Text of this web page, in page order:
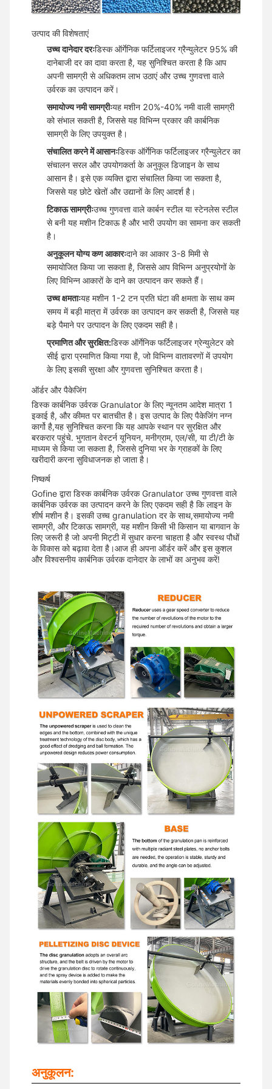
उत्पाद की विशेषताएं
उच्च दानेदार दरःडिस्क ऑर्गेनिक फर्टिलाइजर ग्रैन्युलेटर 95% की
दानेबाजी दर का दावा करता है, यह सुनिश्चित करता है कि आप
अपनी सामग्री से अधिकतम लाभ उठाएं और उच्च गुणवत्ता वाले
उर्वरक का उत्पादन करें।
समायोज्य नमी सामग्रीःयह मशीन 20%-40% नमी वाली सामग्री
को संभाल सकती है, जिससे यह विभिन्न प्रकार की कार्बनिक
सामग्री के लिए उपयुक्त है।
संचालित करने में आसानःडिस्क ऑर्गेनिक फर्टिलाइजर ग्रैन्युलेटर का
संचालन सरल और उपयोगकर्ता के अनुकूल डिजाइन के साथ
आसान है। इसे एक व्यक्ति द्वारा संचालित किया जा सकता है,
जिससे यह छोटे खेतों और उद्यानों के लिए आदर्श है।
टिकाऊ सामग्रीःउच्च गुणवत्ता वाले कार्बन स्टील या स्टेनलेस स्टील
से बनी यह मशीन टिकाऊ है और भारी उपयोग का सामना कर सकती
है।
अनुकूलन योग्य कण आकारःदाने का आकार 3-8 मिमी से
समायोजित किया जा सकता है, जिससे आप विभिन्न अनुप्रयोगों के
लिए विभिन्न आकारों के दाने का उत्पादन कर सकते हैं।
उच्च क्षमताःयह मशीन 1-2 टन प्रति घंटा की क्षमता के साथ कम
समय में बड़ी मात्रा में उर्वरक का उत्पादन कर सकती है, जिससे यह
बड़े पैमाने पर उत्पादन के लिए एकदम सही है।
प्रमाणित और सुरक्षित:डिस्क ऑर्गेनिक फर्टिलाइजर ग्रेन्युलेटर को
सीई द्वारा प्रमाणित किया गया है, जो विभिन्न वातावरणों में उपयोग
के लिए इसकी सुरक्षा और गुणवत्ता सुनिश्चित करता है।
ऑर्डर और पैकेजिंग
डिस्क कार्बनिक उर्वरक Granulator के लिए न्यूनतम आदेश मात्रा 1
इकाई है, और कीमत पर बातचीत है। इस उत्पाद के लिए पैकेजिंग नग्न
कार्गो है,यह सुनिश्चित करना कि यह आपके स्थान पर सुरक्षित और
बरकरार पहुंचे. भुगतान वेस्टर्न यूनियन, मनीग्राम, एल/सी, या टी/टी के
माध्यम से किया जा सकता है, जिससे दुनिया भर के ग्राहकों के लिए
खरीदारी करना सुविधाजनक हो जाता है।
निष्कर्ष
Gofine द्वारा डिस्क कार्बनिक उर्वरक Granulator उच्च गुणवत्ता वाले
कार्बनिक उर्वरक का उत्पादन करने के लिए एकदम सही है कि लाइन के
शीर्ष मशीन है। इसकी उच्च granulation दर के साथ,समायोज्य नमी
सामग्री, और टिकाऊ सामग्री, यह मशीन किसी भी किसान या बागवान के
लिए जरूरी है जो अपनी मिट्टी में सुधार करना चाहता है और स्वस्थ पौधों
के विकास को बढ़ावा देता है।आज ही अपना ऑर्डर करें और इस कुशल
और विश्वसनीय कार्बनिक उर्वरक दानेदार के लाभों का अनुभव करें!
अनुकूलन: